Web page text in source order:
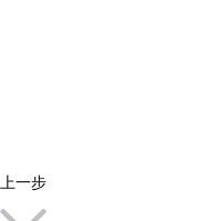
上一步